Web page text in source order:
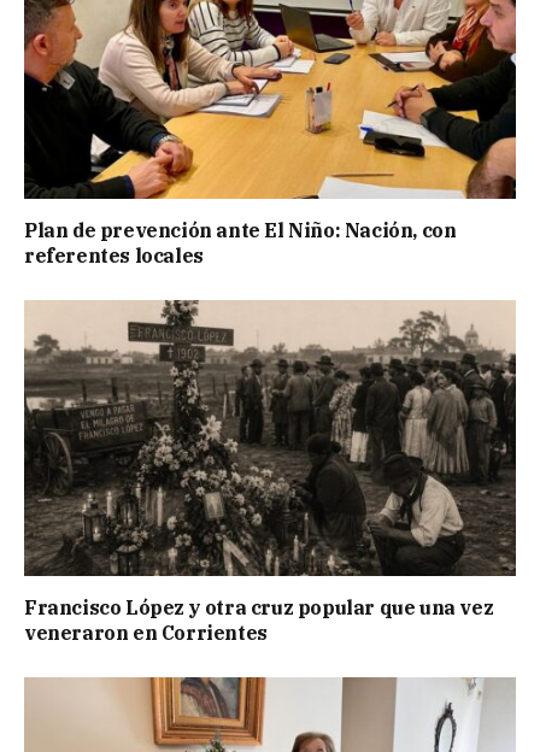
Plan de prevención ante El Niño: Nación, con
referentes locales
Francisco López y otra cruz popular que una vez
veneraron en Corrientes